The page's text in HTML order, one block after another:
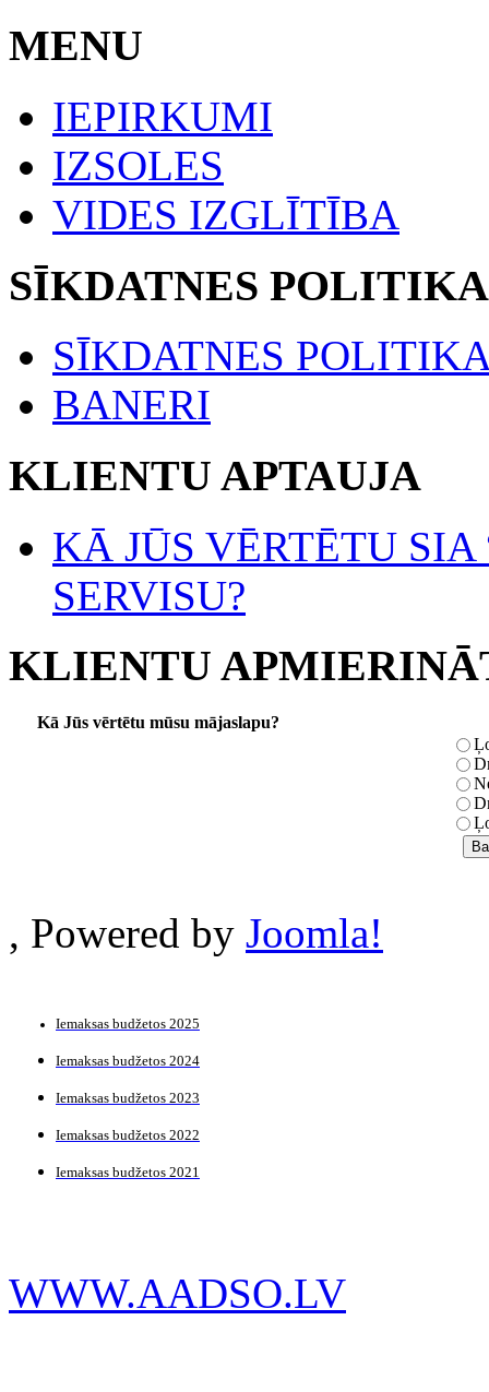
MENU
IEPIRKUMI
IZSOLES
VIDES IZGLĪTĪBA
SĪKDATNES
SĪKDATNES
BANERI
KLIENTU APTAUJA
KĀ JŪS VĒRTĒTU
SERVISU?
KLIENTU
Kā Jūs vērtētu mūsu mājaslapu?
, Powered by Joomla!
Iemaksas budžetos 2025
Iemaksas budžetos 2024
Iemaksas budžetos 2023
Iemaksas budžetos 2022
Iemaksas budžetos 2021
WWW.AADSO.LV